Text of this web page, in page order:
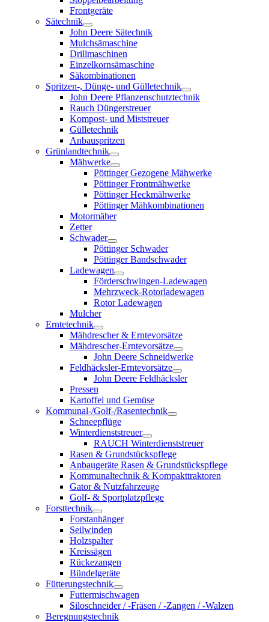
Frontgeräte
Sätechnik
John Deere Sätechnik
Mulchsämaschine
Drillmaschinen
Einzelkornsämaschine
Säkombinationen
Spritzen-, Dünge- und Gülletechnik
John Deere Pflanzenschutztechnik
Rauch Düngerstreuer
Kompost- und Miststreuer
Gülletechnik
Anbauspritzen
Grünlandtechnik
Mähwerke
Pöttinger Gezogene Mähwerke
Pöttinger Frontmähwerke
Pöttinger Heckmähwerke
Pöttinger Mähkombinationen
Motormäher
Zetter
Schwader
Pöttinger Schwader
Pöttinger Bandschwader
Ladewagen
Förderschwingen-Ladewagen
Mehrzweck-Rotorladewagen
Rotor Ladewagen
Mulcher
Erntetechnik
Mähdrescher & Erntevorsätze
Mähdrescher-Erntevorsätze
John Deere Schneidwerke
Feldhäcksler-Erntevorsätze
John Deere Feldhäcksler
Pressen
Kartoffel und Gemüse
Kommunal-/Golf-/Rasentechnik
Schneepflüge
Winterdienststreuer
RAUCH Winterdienststreuer
Rasen & Grundstückspflege
Anbaugeräte Rasen & Grundstückspflege
Kommunaltechnik & Kompakttraktoren
Gator & Nutzfahrzeuge
Golf- & Sportplatzpflege
Forsttechnik
Forstanhänger
Seilwinden
Holzspalter
Kreissägen
Rückezangen
Bündelgeräte
Fütterungstechnik
Futtermischwagen
Siloschneider / -Fräsen / -Zangen / -Walzen
Beregnungstechnik